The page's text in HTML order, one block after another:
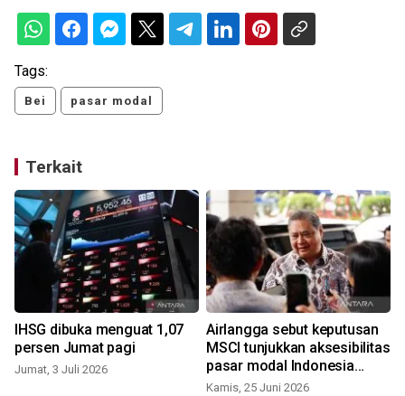
Tags:
Bei pasar modal
Terkait
IHSG dibuka menguat 1,07
persen Jumat pagi
Jumat, 3 Juli 2026
Airlangga sebut keputusan
MSCI tunjukkan aksesibilitas
pasar modal Indonesia
terjaga
Kamis, 25 Juni 2026